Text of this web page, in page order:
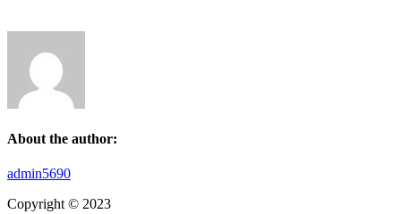
About the author:
admin5690
Copyright © 2023